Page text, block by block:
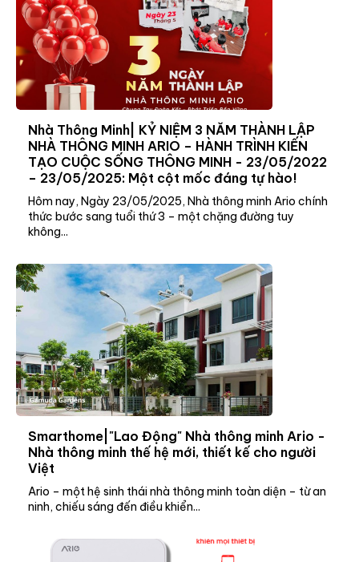
Nhà Thông Minh| KỶ NIỆM 3 NĂM THÀNH LẬP
NHÀ THÔNG MINH ARIO – HÀNH TRÌNH KIẾN
TẠO CUỘC SỐNG THÔNG MINH - 23/05/2022
– 23/05/2025: Một cột mốc đáng tự hào!
Hôm nay, Ngày 23/05/2025, Nhà thông minh Ario chính
thức bước sang tuổi thứ 3 – một chặng đường tuy
không...
Smarthome|"Lao Động" Nhà thông minh Ario -
Nhà thông minh thế hệ mới, thiết kế cho người
Việt
Ario – một hệ sinh thái nhà thông minh toàn diện – từ an
ninh, chiếu sáng đến điều khiển...